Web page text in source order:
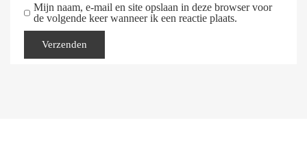
Mijn naam, e-mail en site opslaan in deze browser voor
de volgende keer wanneer ik een reactie plaats.